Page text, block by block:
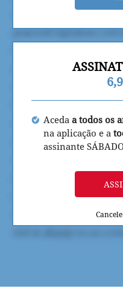
Aceda a todos os
na aplicação e a
assinante